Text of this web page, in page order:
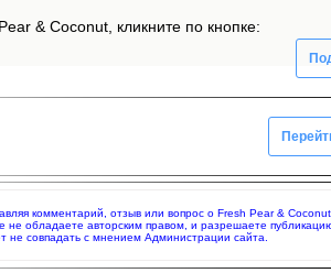
& Coconut, кликните по кнопке:
комментарий, отзыв или вопрос о Fresh Pear &
не обладаете авторским правом, и разрешаете
не совпадать с мнением Администрации сайта.